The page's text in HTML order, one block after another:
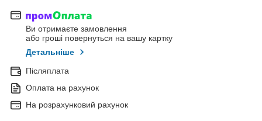
Ви отримаєте замовлення
або гроші повернуться на вашу картку
Детальніше
Післяплата
Оплата на рахунок
На розрахунковий рахунок